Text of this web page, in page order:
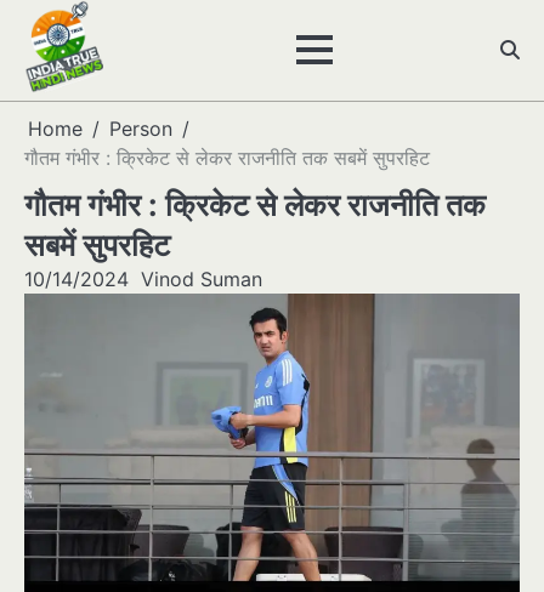
Skip
content
Home
Person
गौतम गंभीर : क्रिकेट से लेकर राजनीति तक सबमें सुपरहिट
गौतम गंभीर : क्रिकेट से लेकर राजनीति तक
सबमें सुपरहिट
10/14/2024 Vinod Suman